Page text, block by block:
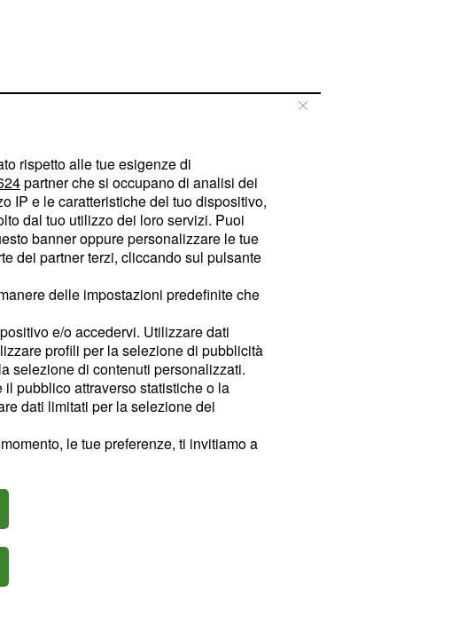
rispetto alle tue esigenze di
partner che si occupano di analisi dei
IP e le caratteristiche del tuo dispositivo,
dal tuo utilizzo dei loro servizi. Puoi
banner oppure personalizzare le tue
dei partner terzi, cliccando sul pulsante
delle impostazioni predefinite che
e/o accedervi. Utilizzare dati
profili per la selezione di pubblicità
selezione di contenuti personalizzati.
pubblico attraverso statistiche o la
dati limitati per la selezione dei
le tue preferenze, ti invitiamo a